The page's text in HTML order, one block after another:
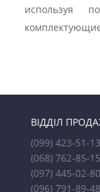
используя
ВІДДІЛ
(099) 423-51-13
(068) 762-85-15
(097) 445-02-80
(096) 791-89-48